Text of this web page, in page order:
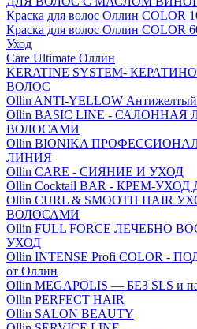
Краска для волос Оллин COLOR
Краска для волос Оллин COLOR
Уход
Care Ultimate Оллин
KERATINE SYSTEM-
ВОЛОС
Ollin ANTI-YELLOW
Ollin BASIC LINE -
ВОЛОСАМИ
Ollin BIONIKA
ЛИНИЯ
Ollin CARE - СИЯНИЕ И УХОД
Ollin Cocktail BAR - КРЕМ-
Ollin CURL & SMOOTH
ВОЛОСАМИ
Ollin FULL FORCE ЛЕЧЕБНО
УХОД
Ollin INTENSE Profi COLOR -
от Оллин
Ollin MEGAPOLIS — БЕЗ SLS и
Ollin PERFECT HAIR
Ollin SALON BEAUTY